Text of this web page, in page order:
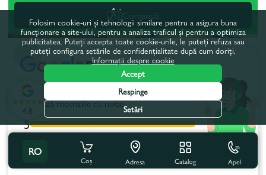
Comandă
Recenzii
4.8
(646)
Afișează recenziile cu nota:
5
3
RO
Coș Adresa Catalog Apel
4.8
Folosim cookie-uri și tehnologii similare pentru a asigura buna
funcționare a site-ului, pentru a analiza traficul și pentru a optimiza
publicitatea. Puteți accepta toate cookie-urile, le puteți refuza sau
puteți configura setările de confidențialitate după cum doriți.
Informații despre cookie
Accept
Respinge
Setări